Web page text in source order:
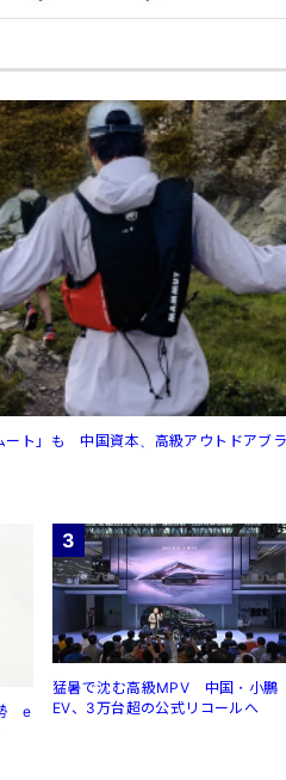
ート」も 中国資本、高級アウトドアブ
e
3
猛暑で沈む高級MPV 中国・小鵬
EV、3万台超の公式リコールへ